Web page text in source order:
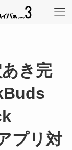
き完
プリ対